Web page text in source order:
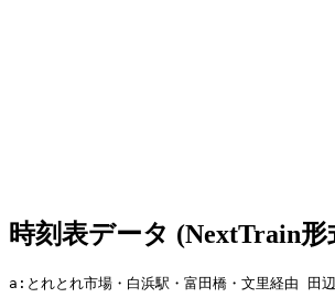
時刻表データ (NextTrain形
a:とれとれ市場・白浜駅・富田橋・文里経由 田